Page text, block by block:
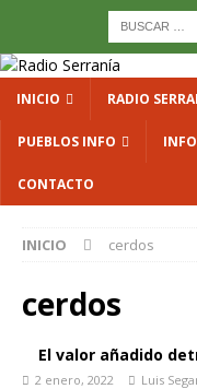
INICIO RADIO
PUEBLOS INFO
CONTACTO
INICIO cerdos
cerdos
El valor añadido
2 enero, 2022 Luis